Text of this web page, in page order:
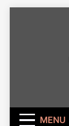
MENU